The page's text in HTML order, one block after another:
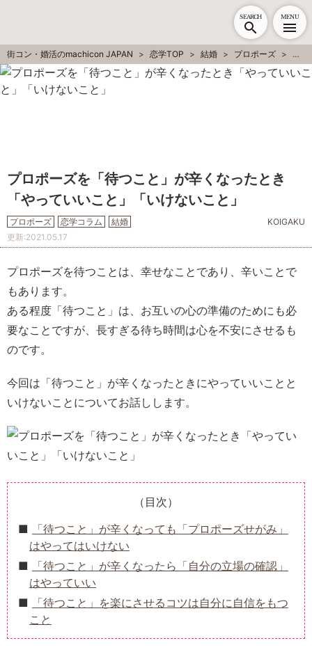
SEARCH MENU
街コン・婚活のmachicon JAPAN 恋学TOP 結婚 プロポーズ プロ
プロポーズを「待つこと」が辛くなったとき
「やっていいこと」「いけないこと」
プロポーズ 恋学コラム 結婚
KOIGAKU
更新:2021.05.17
プロポーズを待つことは、幸せなことであり、辛いことで
もあります。
ある程度「待つこと」は、お互いの心の準備のためにも必
要なことですが、長すぎる待ち時間は心を不安にさせるも
のです。
今回は「待つこと」が辛くなったときにやっていいことと
いけないことについてお話しします。
（目次）
「待つこと」が辛くなっても「プロポーズせがみ」
はやってはいけない
「待つこと」が辛くなったら「自分の立場の確認」
はやっていい
「待つこと」を楽にさせるコツは自分に自信をもつ
こと